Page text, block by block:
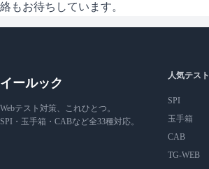
絡もお待ちしています。
イールック
Webテスト対策、これひとつ。
SPI・玉手箱・CABなど全33種対応。
人気テスト
SPI
玉手箱
CAB
TG-WEB